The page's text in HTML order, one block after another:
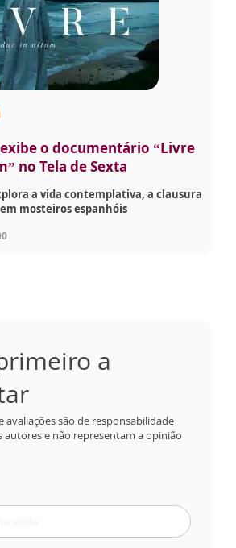
o documentário “Livre
no Tela de Sexta
a vida contemplativa, a clausura
mosteiros espanhóis
a
avaliações são de responsabilidade
autores e não representam a opinião